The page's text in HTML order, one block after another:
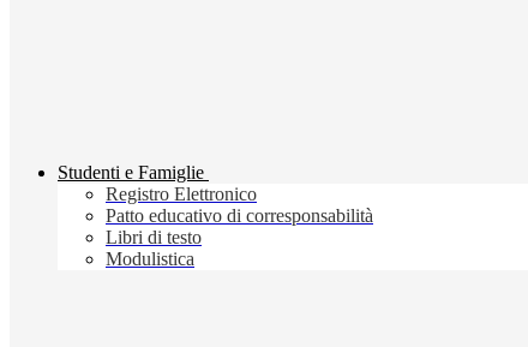
Studenti e Famiglie
Registro Elettronico
Patto educativo di corresponsabilità
Libri di testo
Modulistica